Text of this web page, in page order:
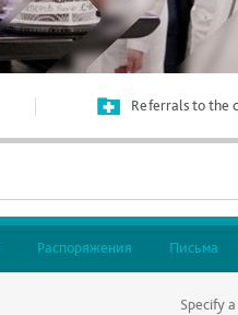
Referrals to the
Распоряжения Письма
Specify